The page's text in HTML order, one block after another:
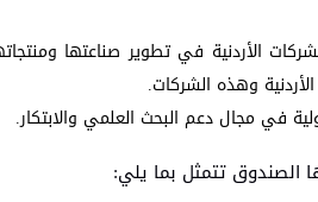
الأردنية في تطوير صناعتها
وهذه الشركات.
في مجال دعم البحث العلمي والابتكار.
تتمثل بما يلي: